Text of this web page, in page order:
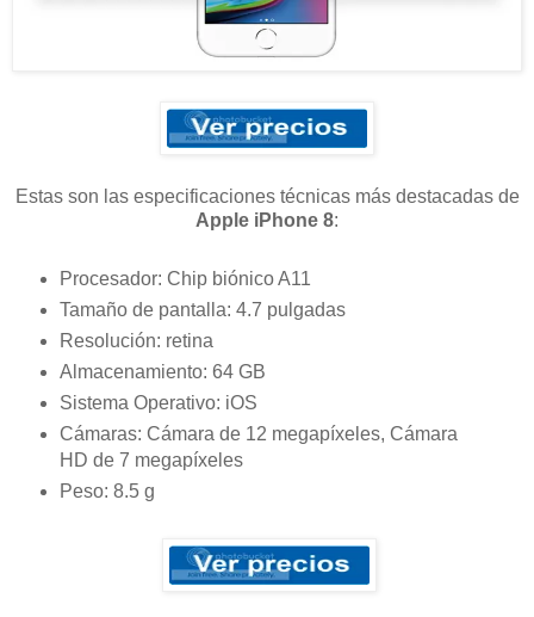
Estas son las especificaciones técnicas más destacadas de
Apple iPhone 8:
Procesador: Chip biónico A11
Tamaño de pantalla: 4.7 pulgadas
Resolución: retina
Almacenamiento: 64 GB
Sistema Operativo: iOS
Cámaras: Cámara de 12 megapíxeles, Cámara
HD de 7 megapíxeles
Peso: 8.5 g